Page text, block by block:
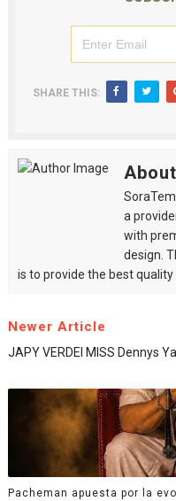
SHARE THIS:
a
with
design.
is to provide the best
Newer Article
JAPY VERDEI MISS Dennys
Pacheman apuesta por la